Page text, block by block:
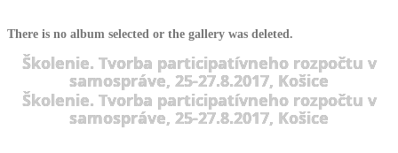
There is no album selected or the gallery was deleted.
Školenie. Tvorba participatívneho rozpočtu v
samospráve, 25-27.8.2017, Košice
Školenie. Tvorba participatívneho rozpočtu v
samospráve, 25-27.8.2017, Košice